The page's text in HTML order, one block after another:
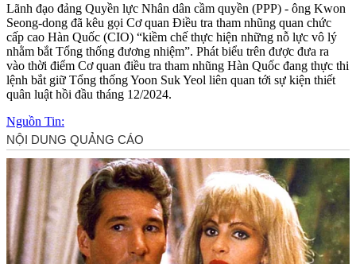
Lãnh đạo đảng Quyền lực Nhân dân cầm quyền (PPP) - ông Kwon
Seong-dong đã kêu gọi Cơ quan Điều tra tham nhũng quan chức
cấp cao Hàn Quốc (CIO) “kiềm chế thực hiện những nỗ lực vô lý
nhằm bắt Tổng thống đương nhiệm”. Phát biểu trên được đưa ra
vào thời điểm Cơ quan điều tra tham nhũng Hàn Quốc đang thực thi
lệnh bắt giữ Tổng thống Yoon Suk Yeol liên quan tới sự kiện thiết
quân luật hồi đầu tháng 12/2024.
Nguồn Tin: